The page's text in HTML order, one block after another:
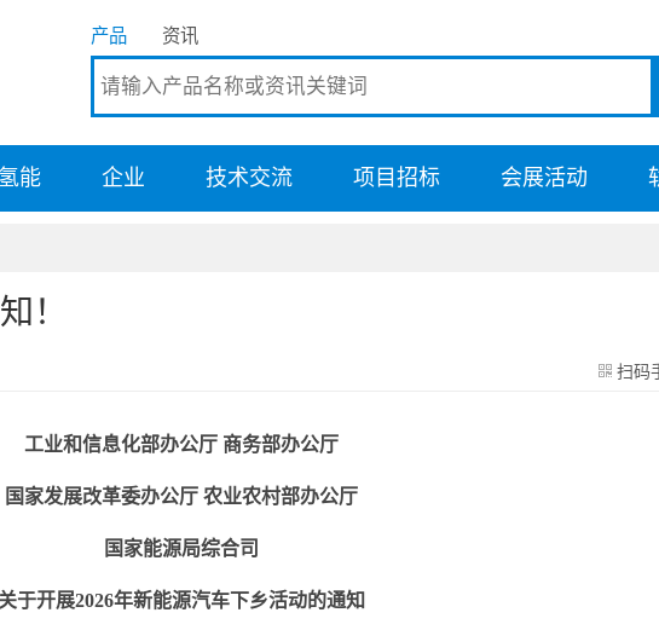
产品 资讯
氢能 企业 技术交流 项目招标 会展活动
！
扫码
工业和信息化部办公厅 商务部办公厅
国家发展改革委办公厅 农业农村部办公厅
国家能源局综合司
关于开展2026年新能源汽车下乡活动的通知